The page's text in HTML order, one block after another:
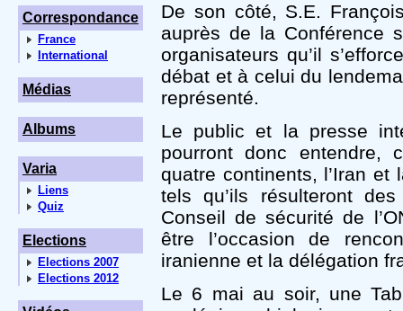
Correspondance
France
International
Médias
Albums
Varia
Liens
Quiz
Elections
Elections 2007
Elections 2012
De son côté, S.E.
auprès de la Conférence
organisateurs qu’il
débat et à celui du
représenté.
Le public et la presse
pourront donc entendre,
quatre continents, l’Iran
tels qu’ils résulteront
Conseil de sécurité de
être l’occasion de
iranienne et la délégation
Le 6 mai au soir, une